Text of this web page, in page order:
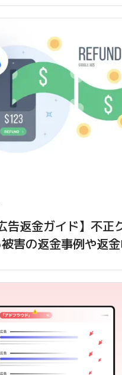
告返金ガイド】不正
害の返金事例や返